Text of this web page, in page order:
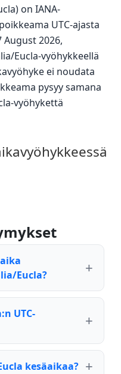
on IANA-
UTC-ajasta
August 2026,
Eucla-vyöhykkeellä
ei noudata
pysyy samana
vyöhykettä
Eucla?
UTC-
kesäaikaa?